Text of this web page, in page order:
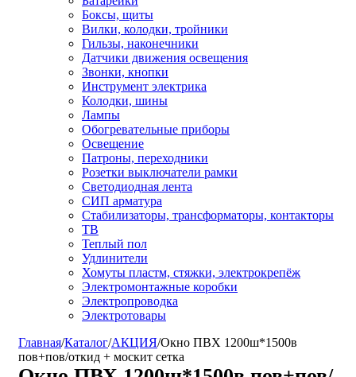
Боксы, щиты
Вилки, колодки, тройники
Гильзы, наконечники
Датчики движения освещения
Звонки, кнопки
Инструмент электрика
Колодки, шины
Лампы
Обогревательные приборы
Освещение
Патроны, переходники
Розетки выключатели рамки
Светодиодная лента
СИП арматура
Стабилизаторы, трансформаторы, контакторы
ТВ
Теплый пол
Удлинители
Хомуты пластм, стяжки, электрокрепёж
Электромонтажные коробки
Электропроводка
Электротовары
Главная/Каталог/АКЦИЯ/Окно ПВХ 1200ш*1500в
пов+пов/откид + москит сетка